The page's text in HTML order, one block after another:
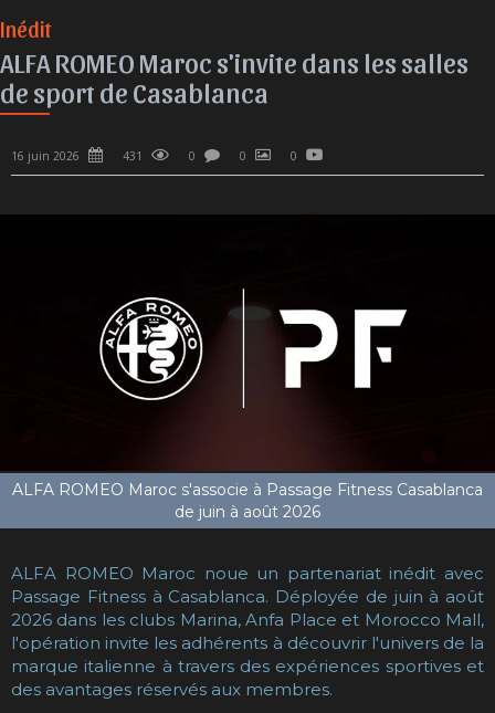
Inédit
ALFA ROMEO Maroc s'invite dans les salles
de sport de Casablanca
16 juin 2026 431 0 0 0
ALFA ROMEO Maroc noue un partenariat inédit avec
Passage Fitness à Casablanca. Déployée de juin à août
2026 dans les clubs Marina, Anfa Place et Morocco Mall,
l'opération invite les adhérents à découvrir l'univers de la
marque italienne à travers des expériences sportives et
des avantages réservés aux membres.